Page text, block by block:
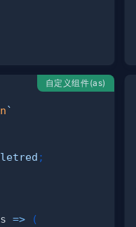
自定义组件(as)
`
;
=>
(